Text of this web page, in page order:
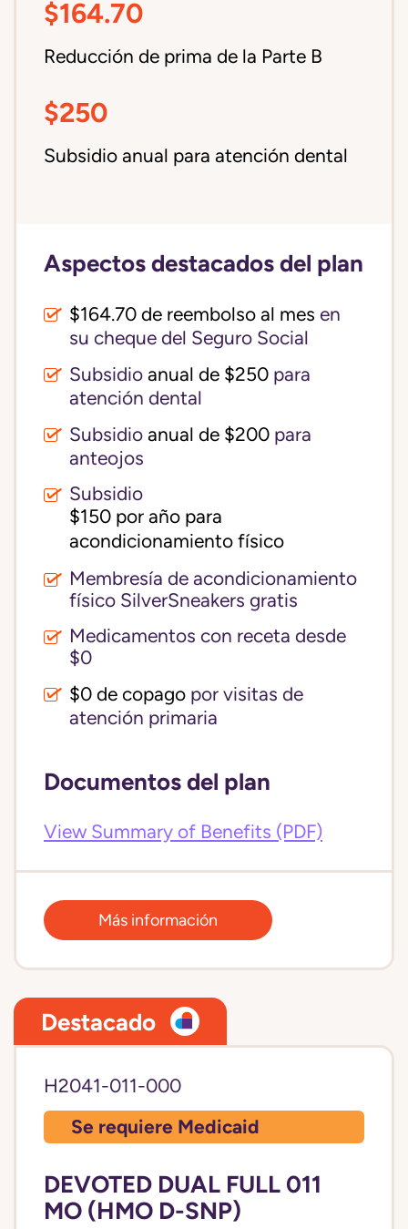
$164.70
Reducción de prima de la Parte B
$250
Subsidio anual para atención dental
Aspectos destacados del plan
$164.70 de reembolso al mes en
su cheque del Seguro Social
Subsidio anual de $250 para
atención dental
Subsidio anual de $200 para
anteojos
Subsidio
$150 por año para
acondicionamiento físico
Membresía de acondicionamiento
físico SilverSneakers gratis
Medicamentos con receta desde
$0
$0 de copago por visitas de
atención primaria
Documentos del plan
View Summary of Benefits (PDF)
Más información
Destacado
H2041-011-000
Se requiere Medicaid
DEVOTED DUAL FULL 011
MO (HMO D-SNP)